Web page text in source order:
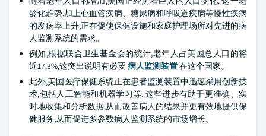
龄化趋势,加上心血管疾病、糖尿病和呼吸道疾病等慢性疾病
的发病率上升,正在促使保健设施和家庭护理场所对先进的病
人监测系统的需求。
例如,根据联合卫生基金会的统计,老年人占美国总人口的将
近17.3%,这突出说明有必要病人监测装置在这个国家。
此外,美国医疗保健系统正在患者监测装置中迅速采用创新技
术,包括人工智能和机器学习等. 这些进步有助于更准确、实
时地收集和分析数据,从而改善病人的结果并更有效地提供保
健服务,从而促进多参数病人监测系统的市场增长。